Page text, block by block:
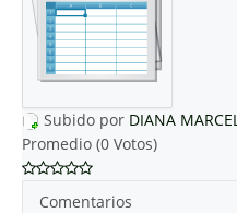
Subido por DIANA
Promedio (0 Votos)
Comentarios